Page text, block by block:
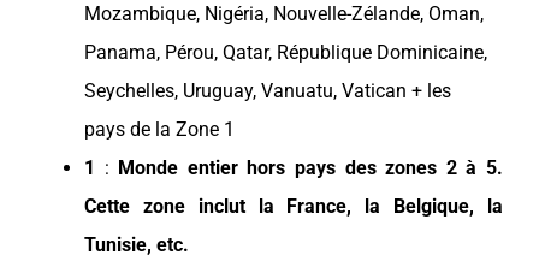
Mozambique, Nigéria, Nouvelle-Zélande, Oman,
Panama, Pérou, Qatar, République Dominicaine,
Seychelles, Uruguay, Vanuatu, Vatican + les
pays de la Zone 1
1 : Monde entier horspays des zones 2 à 5.
Cette zone inclut la France, la Belgique, la
Tunisie, etc.